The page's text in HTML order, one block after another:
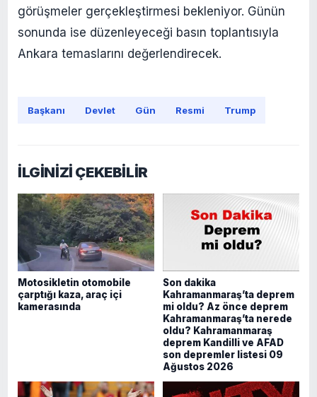
görüşmeler gerçekleştirmesi bekleniyor. Günün
sonunda ise düzenleyeceği basın toplantısıyla
Ankara temaslarını değerlendirecek.
Başkanı Devlet Gün Resmi Trump
İLGİNİZİ ÇEKEBİLİR
Motosikletin otomobile
çarptığı kaza, araç içi
kamerasında
Son dakika
Kahramanmaraş’ta deprem
mi oldu? Az önce deprem
Kahramanmaraş’ta nerede
oldu? Kahramanmaraş
deprem Kandilli ve AFAD
son depremler listesi 09
Ağustos 2026